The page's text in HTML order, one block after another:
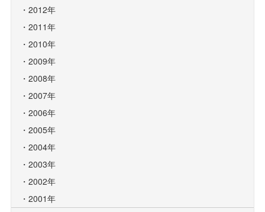
2012年
2011年
2010年
2009年
2008年
2007年
2006年
2005年
2004年
2003年
2002年
2001年